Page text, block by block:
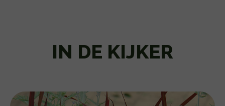
IN DE KIJKER